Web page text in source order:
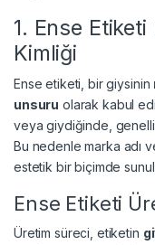
1. Ense
Kimliği
Ense etiketi, bir giysinin
unsuru olarak kabul
veya giydiğinde,
Bu nedenle marka adı
estetik bir biçimde
Ense Etiketi
Üretim süreci, etiketin